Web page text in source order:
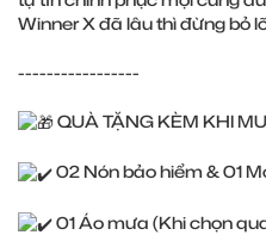
Winner X đã lâu thì đừng bỏ
-----------------
QUÀ TẶNG KÈM KHI
02 Nón bảo hiểm & 01
01 Áo mưa (Khi chọn